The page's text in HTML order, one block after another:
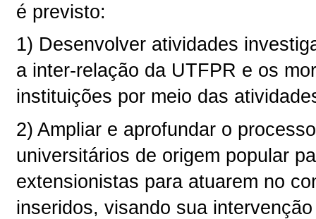
é previsto:
1) Desenvolver atividades
a inter-relação da UTFPR e os
instituições por meio das
2) Ampliar e aprofundar o
universitários de origem popular
extensionistas para atuarem no
inseridos, visando sua